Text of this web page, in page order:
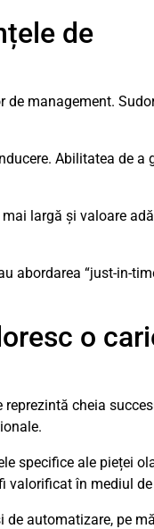
de
management.
Abilitatea de a
largă și valoare
abordarea “just-in-
o
cheia
specifice ale pieței
valorificat în mediul
automatizare, pe